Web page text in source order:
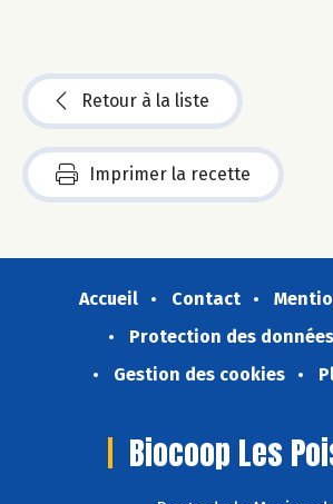
Retour à la liste
Imprimer la recette
Accueil Contact
Protection des données
Gestion des cookies
Biocoop Les